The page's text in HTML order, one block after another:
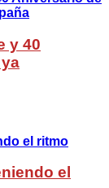
y 40
el